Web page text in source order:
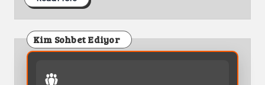
Kim Sohbet Ediyor